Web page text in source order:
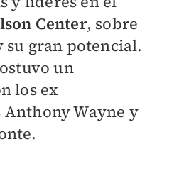
Center, sobre
su gran potencial.
un
los ex
Wayne y